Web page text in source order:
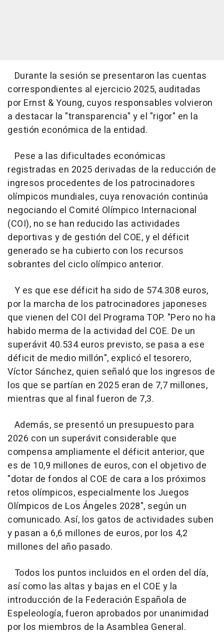
Durante la sesión se presentaron las cuentas
correspondientes al ejercicio 2025, auditadas
por Ernst & Young, cuyos responsables volvieron
a destacar la "transparencia" y el "rigor" en la
gestión económica de la entidad.
Pese a las dificultades económicas
registradas en 2025 derivadas de la reducción de
ingresos procedentes de los patrocinadores
olímpicos mundiales, cuya renovación continúa
negociando el Comité Olímpico Internacional
(COI), no se han reducido las actividades
deportivas y de gestión del COE, y el déficit
generado se ha cubierto con los recursos
sobrantes del ciclo olímpico anterior.
Y es que ese déficit ha sido de 574.308 euros,
por la marcha de los patrocinadores japoneses
que vienen del COI del Programa TOP. "Pero no ha
habido merma de la actividad del COE. De un
superávit 40.534 euros previsto, se pasa a ese
déficit de medio millón", explicó el tesorero,
Víctor Sánchez, quien señaló que los ingresos de
los que se partían en 2025 eran de 7,7 millones,
mientras que al final fueron de 7,3.
Además, se presentó un presupuesto para
2026 con un superávit considerable que
compensa ampliamente el déficit anterior, que
es de 10,9 millones de euros, con el objetivo de
"dotar de fondos al COE de cara a los próximos
retos olímpicos, especialmente los Juegos
Olímpicos de Los Ángeles 2028", según un
comunicado. Así, los gatos de actividades suben
y pasan a 6,6 millones de euros, por los 4,2
millones del año pasado.
Todos los puntos incluidos en el orden del día,
así como las altas y bajas en el COE y la
introducción de la Federación Española de
Espeleología, fueron aprobados por unanimidad
por los miembros de la Asamblea General.